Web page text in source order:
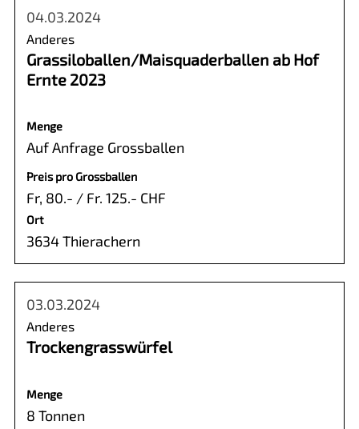
04.03.2024
Anderes
Grassiloballen/Maisquaderballen ab Hof
Ernte 2023
Menge
Auf Anfrage Grossballen
Preis pro Grossballen
Fr, 80.- / Fr. 125.- CHF
Ort
3634 Thierachern
03.03.2024
Anderes
Trockengrasswürfel
Menge
8 Tonnen